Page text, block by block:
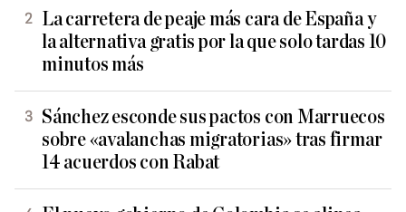
La carretera de peaje más cara de España y
la alternativa gratis por la que solo tardas 10
minutos más
Sánchez esconde sus pactos con Marruecos
sobre «avalanchas migratorias» tras firmar
14 acuerdos con Rabat